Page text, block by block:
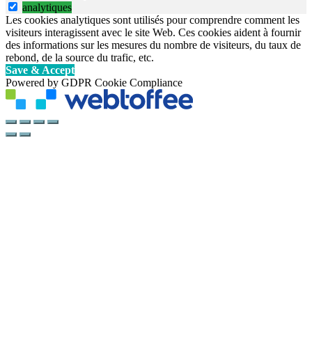
analytiques
Les cookies analytiques sont utilisés pour comprendre comment les
visiteurs interagissent avec le site Web. Ces cookies aident à fournir
des informations sur les mesures du nombre de visiteurs, du taux de
rebond, de la source du trafic, etc.
Save & Accept
Powered by GDPR Cookie Compliance